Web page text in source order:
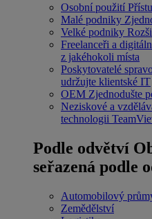
Osobní použití
Malé podniky
Velké podniky
Freelanceři a
z jakéhokoli místa
Poskytovatelé
udržujte klientské IT
OEM Zjednodušte
Neziskové a
technologii
Podle odvětví
seřazená podle
Automobilový
Zemědělství